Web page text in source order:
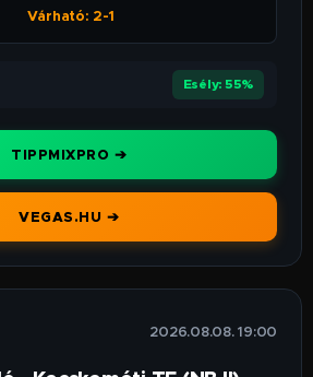
Várható: 2-1
Esély: 55%
TIPPMIXPRO ➔
VEGAS.HU ➔
🕒 2026.08.08. 19:00